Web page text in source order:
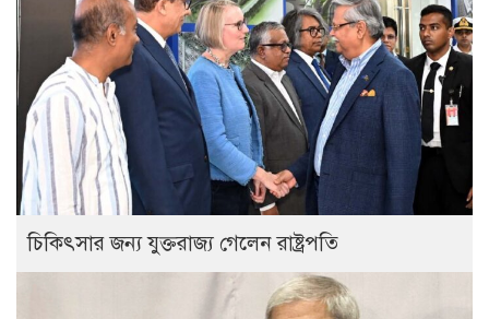
চিকিৎসার জন্য যুক্তরাজ্য গেলেন রাষ্ট্রপতি